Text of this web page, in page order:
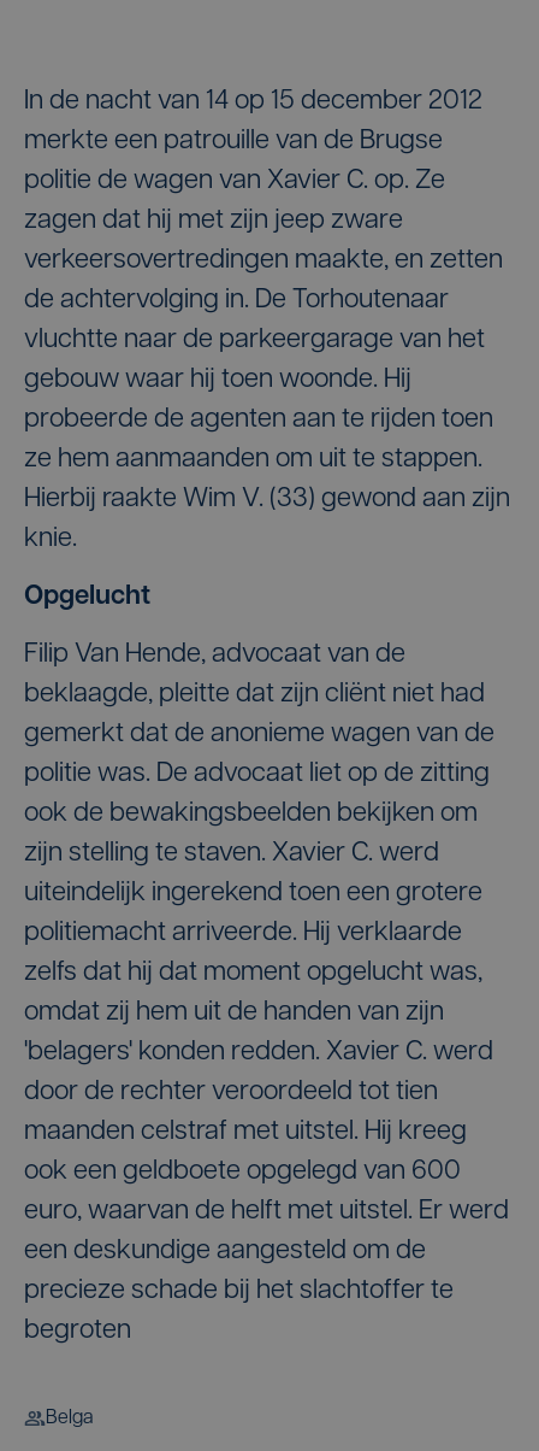
In de nacht van 14 op 15 december 2012
merkte een patrouille van de Brugse
politie de wagen van Xavier C. op. Ze
zagen dat hij met zijn jeep zware
verkeersovertredingen maakte, en zetten
de achtervolging in. De Torhoutenaar
vluchtte naar de parkeergarage van het
gebouw waar hij toen woonde. Hij
probeerde de agenten aan te rijden toen
ze hem aanmaanden om uit te stappen.
Hierbij raakte Wim V. (33) gewond aan zijn
knie.
Opgelucht
Filip Van Hende, advocaat van de
beklaagde, pleitte dat zijn cliënt niet had
gemerkt dat de anonieme wagen van de
politie was. De advocaat liet op de zitting
ook de bewakingsbeelden bekijken om
zijn stelling te staven. Xavier C. werd
uiteindelijk ingerekend toen een grotere
politiemacht arriveerde. Hij verklaarde
zelfs dat hij dat moment opgelucht was,
omdat zij hem uit de handen van zijn
'belagers' konden redden. Xavier C. werd
door de rechter veroordeeld tot tien
maanden celstraf met uitstel. Hij kreeg
ook een geldboete opgelegd van 600
euro, waarvan de helft met uitstel. Er werd
een deskundige aangesteld om de
precieze schade bij het slachtoffer te
begroten
Belga